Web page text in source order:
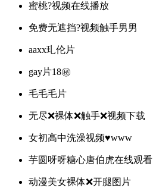
蜜桃?视频在线播放
免费无遮挡?视频触手男男
aaxx玌伦片
gay片18㊙️
毛毛毛片
无尽❌裸体❌触手❌视频下载
女初高中洗澡视频♥www
芋圆呀呀糖心唐伯虎在线观看
动漫美女裸体❌开腿图片